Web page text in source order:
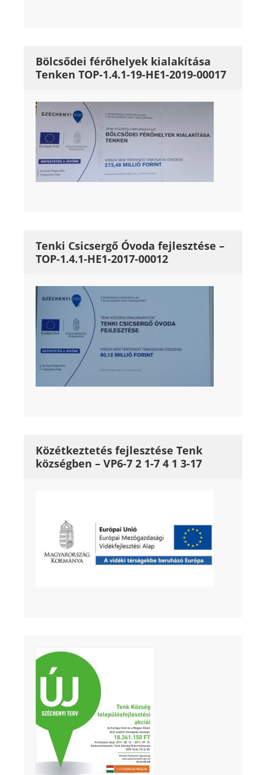
Bölcsődei férőhelyek kialakítása
Tenken TOP-1.4.1-19-HE1-2019-00017
Tenki Csicsergő Óvoda fejlesztése –
TOP-1.4.1-HE1-2017-00012
Közétkeztetés fejlesztése Tenk
községben – VP6-7 2 1-7 4 1 3-17